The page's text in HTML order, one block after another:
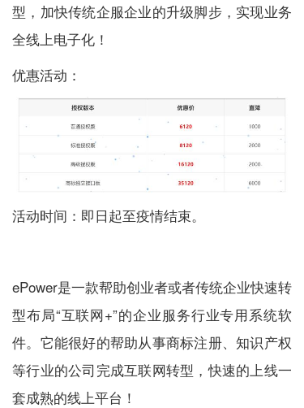
型，加快传统企服企业的升级脚步，实现业务
全线上电子化！
优惠活动：
活动时间：即日起至疫情结束。
ePower是一款帮助创业者或者传统企业快速转
型布局“互联网+”的企业服务行业专用系统软
件。它能很好的帮助从事商标注册、知识产权
等行业的公司完成互联网转型，快速的上线一
套成熟的线上平台！